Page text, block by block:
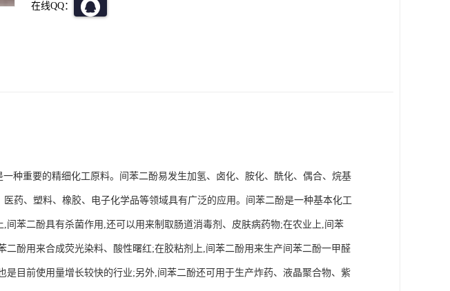
在线QQ：
种重要的精细化工原料。间苯二酚易发生加氢、卤化、胺化、酰化、偶合、烷基
药、塑料、橡胶、电子化学品等领域具有广泛的应用。间苯二酚是一种基本化工
间苯二酚具有杀菌作用,还可以用来制取肠道消毒剂、皮肤病药物;在农业上,间苯
酚用来合成荧光染料、酸性曙红;在胶粘剂上,间苯二酚用来生产间苯二酚一甲醛
目前使用量增长较快的行业;另外,间苯二酚还可用于生产炸药、液晶聚合物、紫